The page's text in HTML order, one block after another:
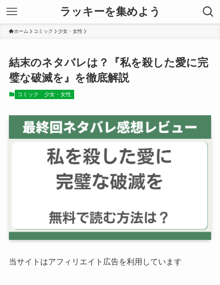
ラッキーを集めよう
ホーム コミック 少女・女性
結末のネタバレは？『私を殺した愛に完
璧な破滅を』を徹底解説
コミック 少女・女性
当サイトはアフィリエイト広告を利用しています